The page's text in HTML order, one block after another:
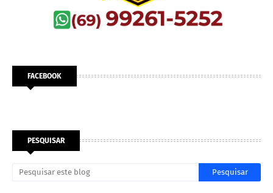
FACEBOOK
PESQUISAR